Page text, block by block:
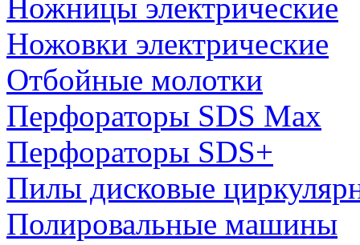
Ножницы электрические
Ножовки электрические
Отбойные молотки
Перфораторы SDS Max
Перфораторы SDS+
Пилы дисковые
Полировальные машины